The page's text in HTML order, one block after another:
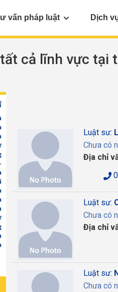
vấn pháp luật Dịch
cả lĩnh vực tại
Luật sư:
Chưa có
Địa chỉ
Luật sư:
Chưa có
Địa chỉ
Luật sư:
Chưa có